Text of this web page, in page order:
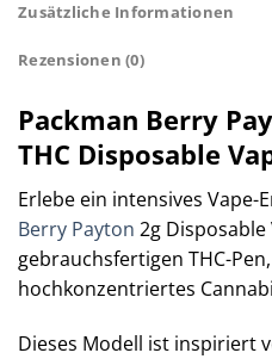
Zusätzliche Informationen
Rezensionen (0)
Packman Berry
THC Disposable
Erlebe ein intensives Vape-
Berry Payton 2g Disposable
gebrauchsfertigen THC-
hochkonzentriertes
Dieses Modell ist inspiriert